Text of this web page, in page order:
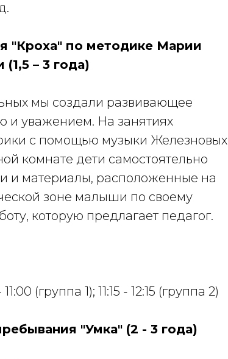
"Кроха" по методике Марии
– 3 года)
мы создали развивающее
и уважением. На занятиях
с помощью музыки Железновых
комнате дети самостоятельно
и материалы, расположенные на
зоне малыши по своему
которую предлагает педагог.
(группа 1); 11:15 - 12:15 (группа 2)
"Умка" (2 - 3 года)